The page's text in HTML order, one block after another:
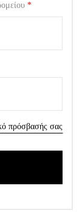
*
πρόσβασής σας